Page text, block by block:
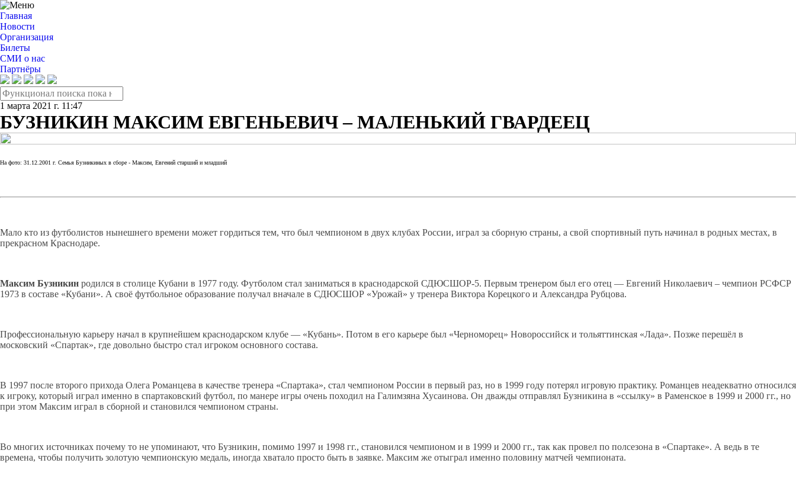
Главная
Новости
Организация
Билеты
СМИ о нас
Партнёры
1 марта 2021 г. 11:47
БУЗНИКИН МАКСИМ ЕВГЕНЬЕВИЧ – МАЛЕНЬКИЙ ГВАРДЕЕЦ
На фото: 31.12.2001 г. Семья Бузникиных в сборе - Максим, Евгений старший и младший
Мало кто из футболистов нынешнего времени может гордиться тем, что был чемпионом в двух клубах России, играл за сборную страны, а свой спортивный путь начинал в родных местах, в
прекрасном Краснодаре.
Максим Бузникин родился в столице Кубани в 1977 году. Футболом стал заниматься в краснодарской СДЮСШОР-5. Первым тренером был его отец — Евгений Николаевич – чемпион РСФСР
1973 в составе «Кубани». А своё футбольное образование получал вначале в СДЮСШОР «Урожай» у тренера Виктора Корецкого и Александра Рубцова.
Профессиональную карьеру начал в крупнейшем краснодарском клубе — «Кубань». Потом в его карьере был «Черноморец» Новороссийск и тольяттинская «Лада». Позже перешёл в
московский «Спартак», где довольно быстро стал игроком основного состава.
В 1997 после второго прихода Олега Романцева в качестве тренера «Спартака», стал чемпионом России в первый раз, но в 1999 году потерял игровую практику. Романцев неадекватно относился
к игроку, который играл именно в спартаковский футбол, по манере игры очень походил на Галимзяна Хусаинова. Он дважды отправлял Бузникина в «ссылку» в Раменское в 1999 и 2000 гг., но
при этом Максим играл в сборной и становился чемпионом страны.
Во многих источниках почему то не упоминают, что Бузникин, помимо 1997 и 1998 гг., становился чемпионом и в 1999 и 2000 гг., так как провел по полсезона в «Спартаке». А ведь в те
времена, чтобы получить золотую чемпионскую медаль, иногда хватало просто быть в заявке. Максим же отыграл именно половину матчей чемпионата.